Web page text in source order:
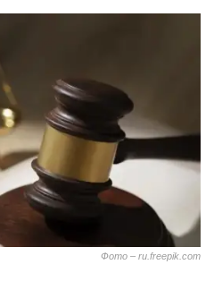
Фото – ru.freepik.com